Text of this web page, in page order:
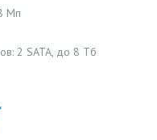
Мп
2 SATA, до 8 Тб